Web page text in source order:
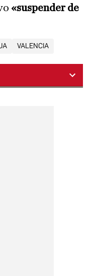
«suspender de
VALENCIA